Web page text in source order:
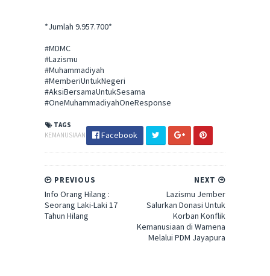
*Jumlah 9.957.700*
#MDMC
#Lazismu
#Muhammadiyah
#MemberiUntukNegeri
#AksiBersamaUntukSesama
#OneMuhammadiyahOneResponse
TAGS
KEMANUSIAAN
Facebook
NEXT
Lazismu Jember
Salurkan Donasi Untuk
Korban Konflik
Kemanusiaan di Wamena
Melalui PDM Jayapura
PREVIOUS
Info Orang Hilang :
Seorang Laki-Laki 17
Tahun Hilang